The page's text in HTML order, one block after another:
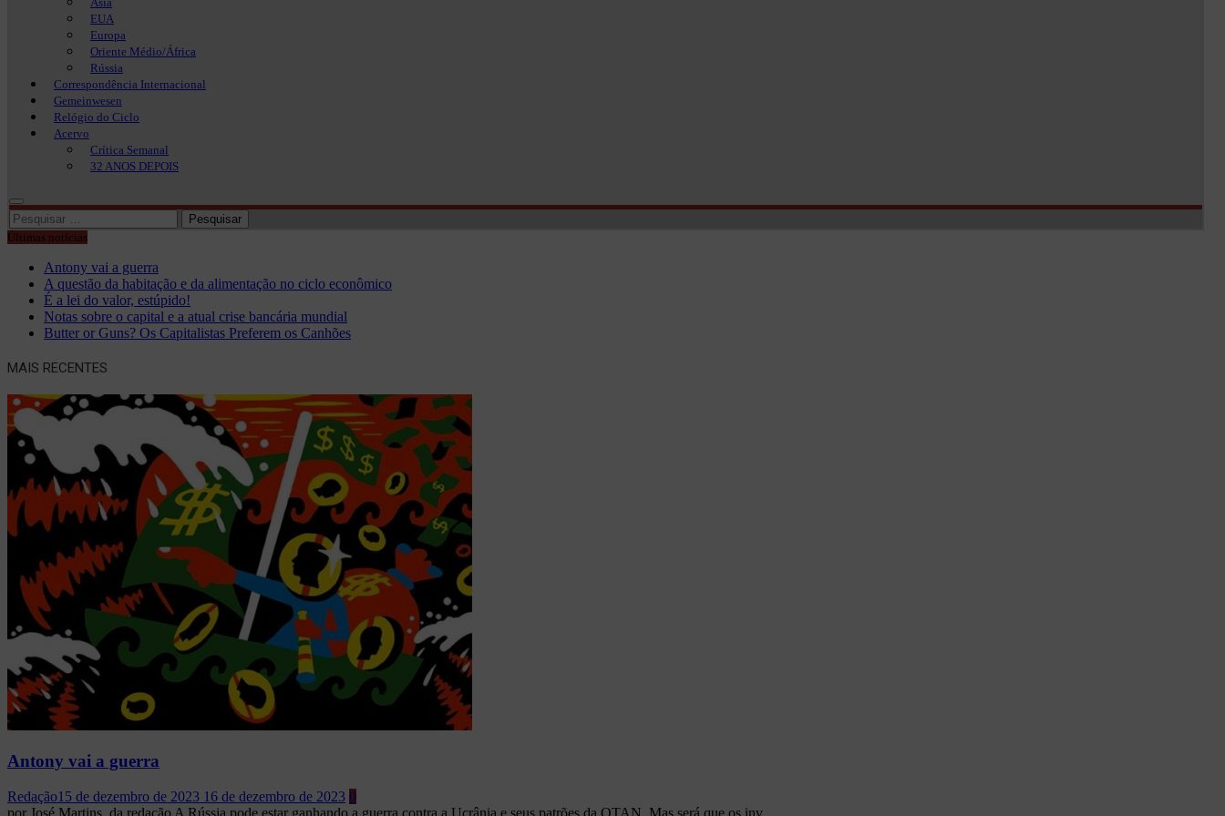
EUA
Europa
Oriente Médio/África
Rússia
Correspondência Internacional
Gemeinwesen
Relógio do Ciclo
Acervo
Crítica Semanal
32 ANOS DEPOIS
Pesquisar
por:
Últimas notícias
Antony vai a guerra
A questão da habitação e da alimentação no ciclo econômico
É a lei do valor, estúpido!
Notas sobre o capital e a atual crise bancária mundial
Butter or Guns? Os Capitalistas Preferem os Canhões
MAIS RECENTES
Antony vai a guerra
Redação15 de dezembro de 2023 16 de dezembro de 2023 0
por José Martins, da redação A Rússia pode estar ganhando a guerra contra a Ucrânia e seus patrões da OTAN. Mas será que os inv...